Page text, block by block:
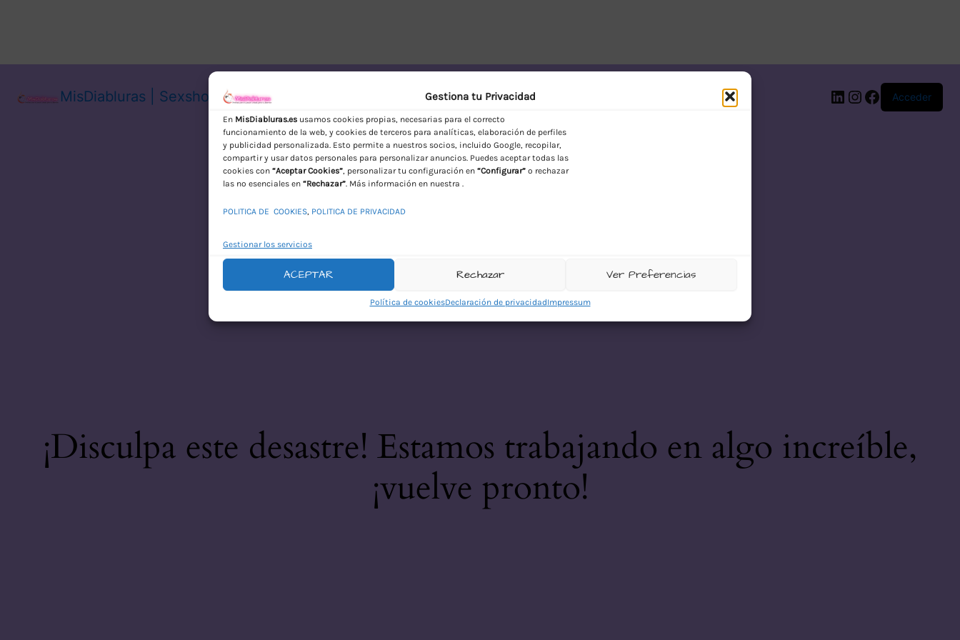
Gestiona tu Privacidad
En MisDiabluras.es usamos cookies propias, necesarias para el correcto
funcionamiento de la web, y cookies de terceros para analíticas, elaboración de perfiles
y publicidad personalizada. Esto permite a nuestros socios, incluido Google, recopilar,
compartir y usar datos personales para personalizar anuncios. Puedes aceptar todas las
cookies con “Aceptar Cookies”, personalizar tu configuración en “Configurar” o rechazar
las no esenciales en “Rechazar”. Más información en nuestra .
POLITICA DE COOKIES, POLITICA DE PRIVACIDAD
Gestionar los servicios
ACEPTAR Rechazar Ver Preferencias
Política de cookiesDeclaración de privacidadImpressum
MisDiabluras | Sexshop Online con Envío Discreto en España
LinkedIn
Instagram
Facebook
Acceder
¡Disculpa este desastre! Estamos trabajando en algo increíble,
¡vuelve pronto!